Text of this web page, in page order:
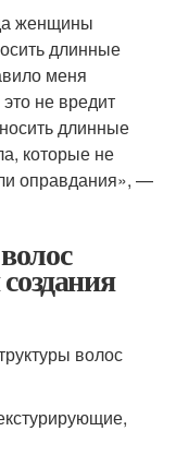
женщины
длинные
меня
не вредит
длинные
которые не
оправдания», —
волос